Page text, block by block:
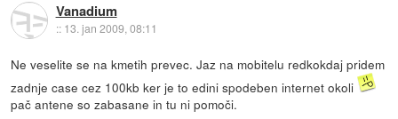
Vanadium
:: 13. jan 2009, 08:11
Ne veselite se na kmetih prevec. Jaz na mobitelu redkokdaj pridem
zadnje case cez 100kb ker je to edini spodeben internet okoli
pač antene so zabasane in tu ni pomoči.